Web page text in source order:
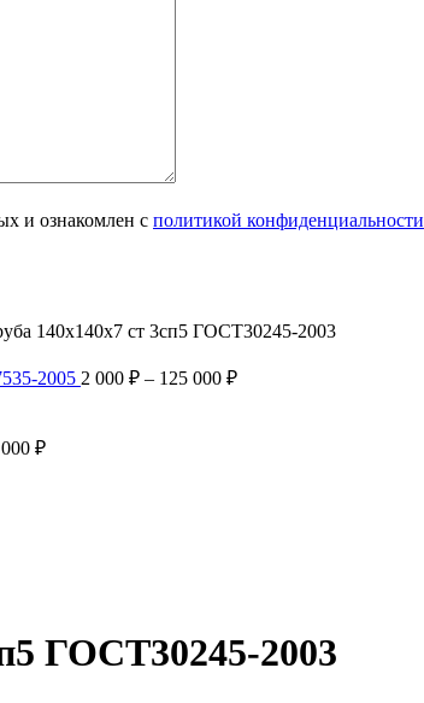
и ознакомлен с политикой конфиденциальности
140х140х7 ст 3сп5 ГОСТ30245-2003
2005 2 000 ₽ – 125 000 ₽
₽
ГОСТ30245-2003